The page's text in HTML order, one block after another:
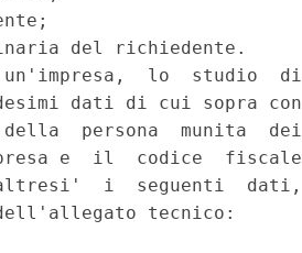
del richiedente.
lo  studio  di
dati di cui sopra con
persona  munita  dei
e  il  codice  fiscale
altresi'  i  seguenti  dati,
dell'allegato tecnico: